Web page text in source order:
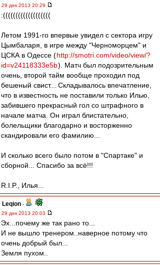
29 дек 2013 20:29
:(((((((((((((((((((
Летом 1991-го впервые увидел с сектора игру
Цымбаларя, в игре между "Черноморцем" и
ЦСКА в Одессе (http://smotri.com/video/view/?
id=v24118333e5b). Матч был подозрительным
очень, второй тайм вообще проходил под
бешеный свист... Складывалось впечатление,
что в известность не поставили только Илью,
забившего прекрасный гол со штрафного в
начале матча. Он играл блистательно,
болельщики благодарно и восторженно
скандировали его фамилию...
И сколько всего было потом в "Спартаке" и
сборной... Спасибо за всё!!!
R.I.P., Илья...
Leqion -
29 дек 2013 20:03
Эх...почему же так рано то...
И не вышло тренером..наверное потому что
очень добрый был...
Земля пухом..